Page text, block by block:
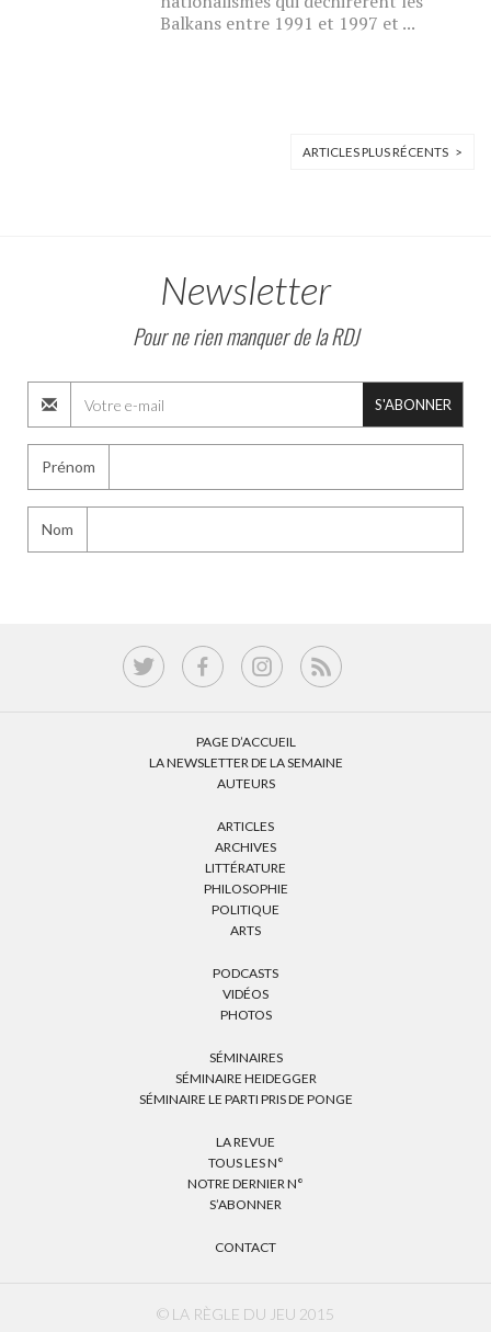
Balkans entre 1991 et 1997 et ...
ARTICLES PLUS RÉCENTS >
Newsletter
Pour ne rien manquer de la RDJ
S'ABONNER
Prénom
Nom
PAGE D’ACCUEIL
LA NEWSLETTER DE LA SEMAINE
AUTEURS
ARTICLES
ARCHIVES
LITTÉRATURE
PHILOSOPHIE
POLITIQUE
ARTS
PODCASTS
VIDÉOS
PHOTOS
SÉMINAIRES
SÉMINAIRE HEIDEGGER
SÉMINAIRE LE PARTI PRIS DE PONGE
LA REVUE
TOUS LES N°
NOTRE DERNIER N°
S’ABONNER
CONTACT
© LA RÈGLE DU JEU 2015